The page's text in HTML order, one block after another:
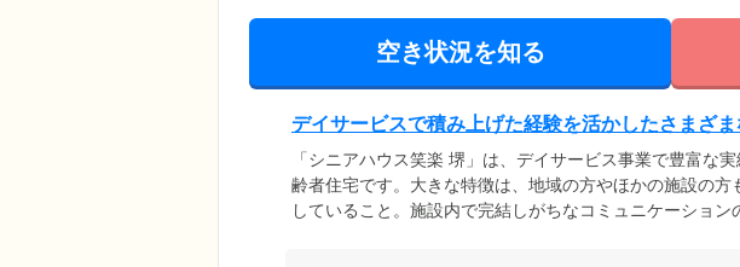
空き状況を知る
デイサービスで積み上げた経験を活かしたさまざ
「シニアハウス笑楽 堺」は、デイサービス事業で豊富な
齢者住宅です。大きな特徴は、地域の方やほかの施設の
していること。施設内で完結しがちなコミュニケーショ